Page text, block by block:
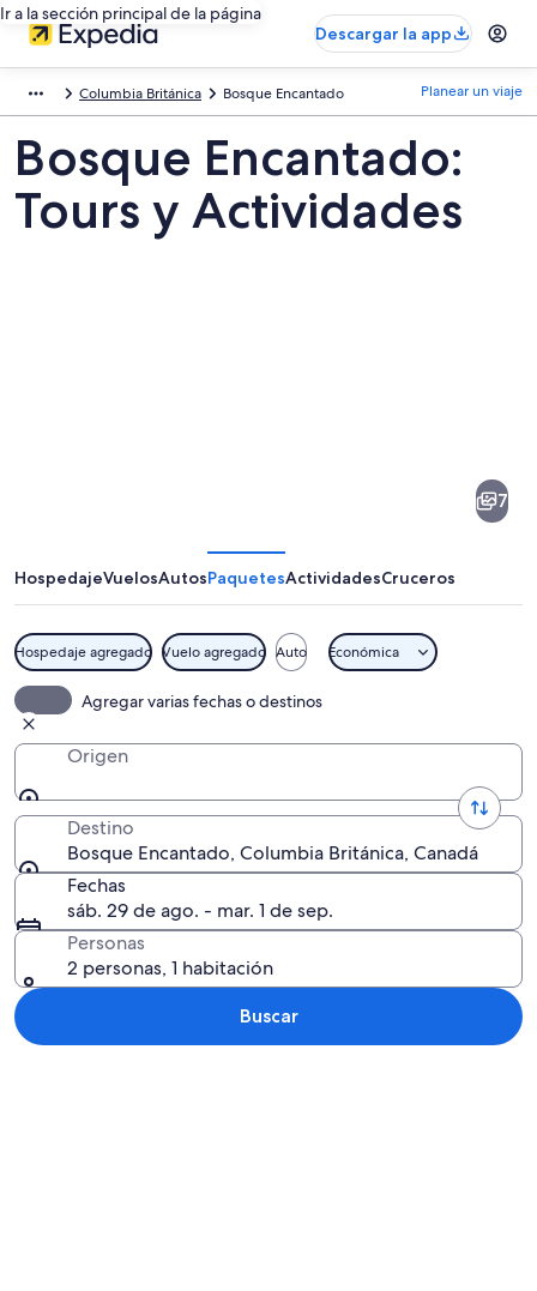
Ir a la sección principal de la página
Descargar la app
Columbia Británica Bosque Encantado Planear un viaje
Bosque Encantado:
Tours y Actividades
7
HospedajeVuelosAutosPaquetesActividadesCruceros
Hospedaje agregado Vuelo agregado Auto Económica
Agregar varias fechas o destinos
Origen
Destino
Bosque Encantado, Columbia Británica, Canadá
Fechas
sáb. 29 de ago. - mar. 1 de sep.
Personas
2 personas, 1 habitación
Buscar